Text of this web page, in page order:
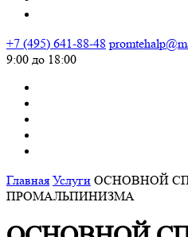
+7 (495) 641-88-48
9:00 до 18:00
Главная Услуги ОСНОВНОЙ
ПРОМАЛЬПИНИЗМА